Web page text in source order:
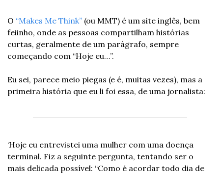
O “Makes Me Think” (ou MMT) é um site inglês, bem
feiinho, onde as pessoas compartilham histórias
curtas, geralmente de um parágrafo, sempre
começando com “Hoje eu…”.
Eu sei, parece meio piegas (e é, muitas vezes), mas a
primeira história que eu li foi essa, de uma jornalista:
‘Hoje eu entrevistei uma mulher com uma doença
terminal. Fiz a seguinte pergunta, tentando ser o
mais delicada possível: “Como é acordar todo dia de